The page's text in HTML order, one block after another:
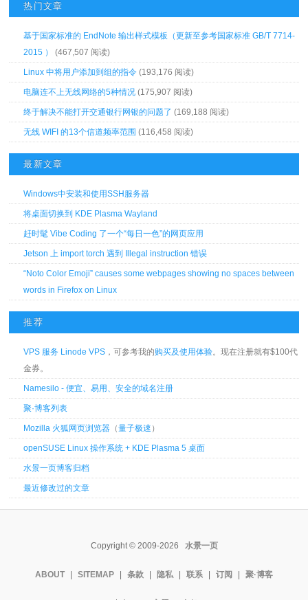
热门文章
基于国家标准的 EndNote 输出样式模板（更新至参考国家标准 GB/T 7714-
2015 ）
(467,507 阅读)
Linux 中将用户添加到组的指令 (193,176 阅读)
电脑连不上无线网络的5种情况 (175,907 阅读)
终于解决不能打开交通银行网银的问题了 (169,188 阅读)
无线 WIFI 的13个信道频率范围 (116,458 阅读)
最新文章
Windows中安装和使用SSH服务器
将桌面切换到 KDE Plasma Wayland
赶时髦 Vibe Coding 了一个“每日一色”的网页应用
Jetson 上 import torch 遇到 Illegal instruction 错误
“Noto Color Emoji” causes some webpages showing no spaces between
words in Firefox on Linux
推荐
VPS 服务 Linode VPS ，可参考我的购买及使用体验。现在注册就有$100代
金券。
Namesilo - 便宜、易用、安全的域名注册
聚·博客列表
Mozilla 火狐网页浏览器 （量子极速 ）
openSUSE Linux 操作系统 + KDE Plasma 5 桌面
水景一页博客归档
最近修改过的文章
Copyright © 2009-2026 水景一页
ABOUT SITEMAP 条款 隐私 联系 订阅 聚·博客